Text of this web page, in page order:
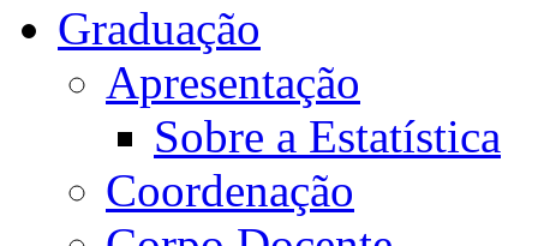
Graduação
Apresentação
Sobre a Estatística
Coordenação